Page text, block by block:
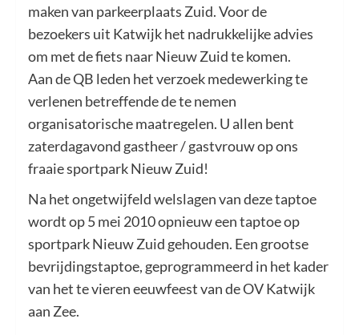
maken van parkeerplaats Zuid. Voor de
bezoekers uit Katwijk het nadrukkelijke advies
om met de fiets naar Nieuw Zuid te komen.
Aan de QB leden het verzoek medewerking te
verlenen betreffende de te nemen
organisatorische maatregelen. U allen bent
zaterdagavond gastheer / gastvrouw op ons
fraaie sportpark Nieuw Zuid!
Na het ongetwijfeld welslagen van deze taptoe
wordt op 5 mei 2010 opnieuw een taptoe op
sportpark Nieuw Zuid gehouden. Een grootse
bevrijdingstaptoe, geprogrammeerd in het kader
van het te vieren eeuwfeest van de OV Katwijk
aan Zee.